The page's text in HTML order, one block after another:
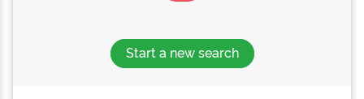
Start a new search